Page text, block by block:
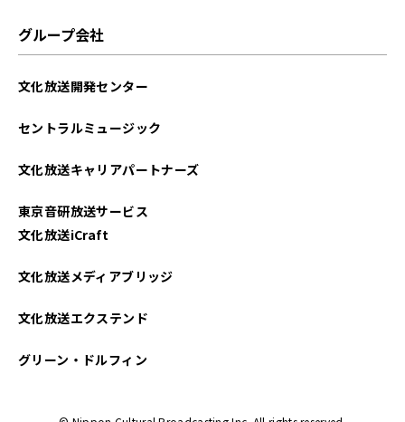
グループ会社
文化放送開発センター
セントラルミュージック
文化放送キャリアパートナーズ
東京音研放送サービス
文化放送iCraft
文化放送メディアブリッジ
文化放送エクステンド
グリーン・ドルフィン